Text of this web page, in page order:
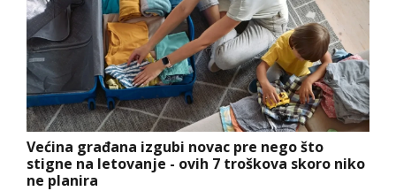
Većina građana izgubi novac pre nego što
stigne na letovanje - ovih 7 troškova skoro niko
ne planira